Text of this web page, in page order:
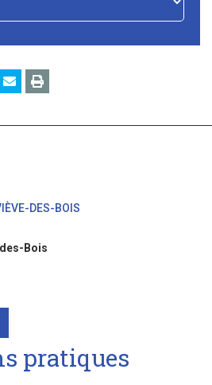
DES-BOIS
Bois
pratiques